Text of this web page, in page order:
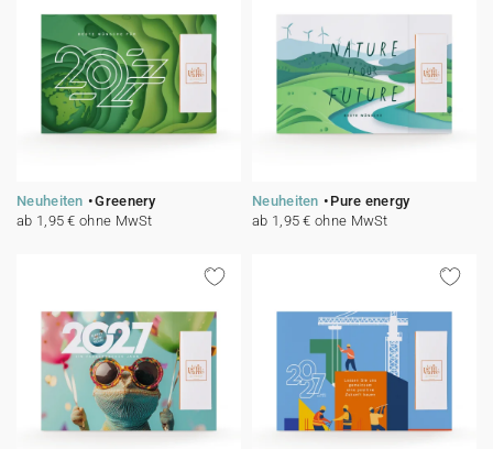
Neuheiten
Greenery
ab 1,95 € ohne MwSt
Neuheiten
Pure energy
ab 1,95 € ohne MwSt